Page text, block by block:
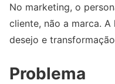
No marketing, o
cliente, não a marca.
desejo e
Problema